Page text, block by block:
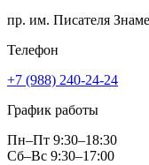
пр. им. Писателя
Телефон
+7 (988) 240-24-24
График работы
Пн–Пт 9:30–18:30
Сб–Вс 9:30–17:00